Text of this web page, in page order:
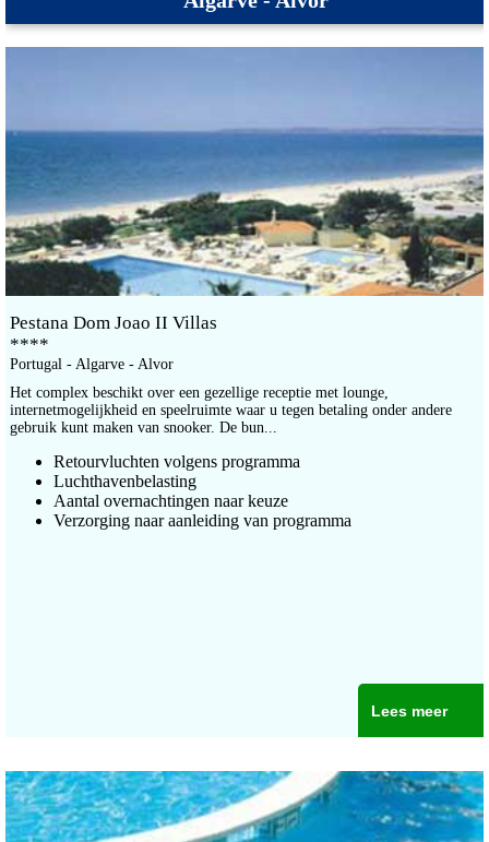
Pestana Dom Joao II Villas
****
Portugal - Algarve - Alvor
Het complex beschikt over een gezellige receptie met lounge,
internetmogelijkheid en speelruimte waar u tegen betaling onder andere
gebruik kunt maken van snooker. De bun...
Retourvluchten volgens programma
Luchthavenbelasting
Aantal overnachtingen naar keuze
Verzorging naar aanleiding van programma
Lees meer